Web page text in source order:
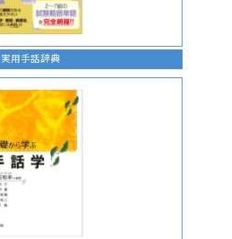
実用手話辞典